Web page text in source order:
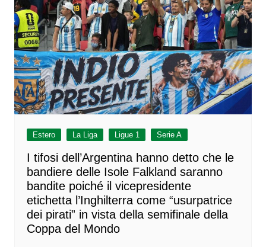
Estero La Liga Ligue 1 Serie A
I tifosi dell’Argentina hanno detto che le
bandiere delle Isole Falkland saranno
bandite poiché il vicepresidente
etichetta l’Inghilterra come “usurpatrice
dei pirati” in vista della semifinale della
Coppa del Mondo